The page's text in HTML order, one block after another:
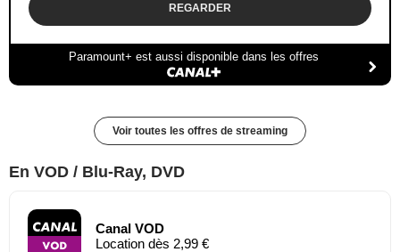
REGARDER
Paramount+ est aussi disponible dans les offres
Voir toutes les offres de streaming
En VOD / Blu-Ray, DVD
Canal VOD
Location dès 2,99 €